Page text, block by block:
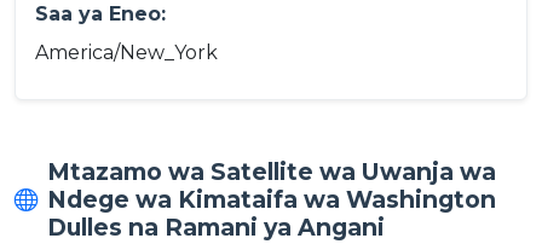
Saa ya Eneo:
America/New_York
Mtazamo wa Satellite wa Uwanja wa
Ndege wa Kimataifa wa Washington
Dulles na Ramani ya Angani